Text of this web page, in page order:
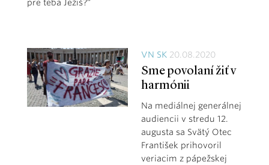
pre teba Ježiš?“
VN SK20.08.2020
Sme povolaní žiť v
harmónii
Na mediálnej generálnej
audiencii v stredu 12.
augusta sa Svätý Otec
František prihovoril
veriacim z pápežskej